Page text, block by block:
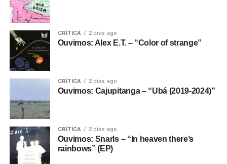
CRÍTICA 2 dias ago
Ouvimos: Alex E.T. – “Color of strange”
CRÍTICA 2 dias ago
Ouvimos: Cajupitanga – “Ubá (2019-2024)”
CRÍTICA 2 dias ago
Ouvimos: Snarls – “In heaven there’s
rainbows” (EP)